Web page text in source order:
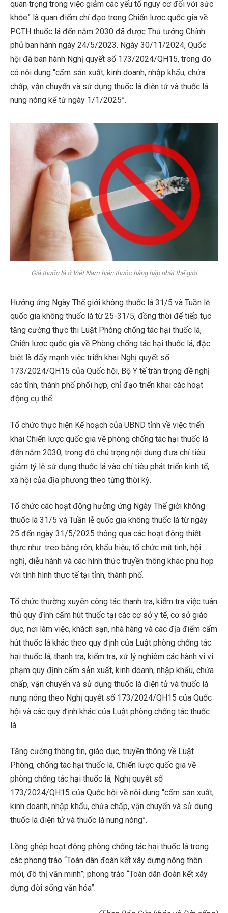
quan trọng trong việc giảm các yếu tố nguy cơ đối với sức
khỏe” là quan điểm chỉ đạo trong Chiến lược quốc gia về
PCTH thuốc lá đến năm 2030 đã được Thủ tướng Chính
phủ ban hành ngày 24/5/2023. Ngày 30/11/2024, Quốc
hội đã ban hành Nghị quyết số 173/2024/QH15, trong đó
có nội dung “cấm sản xuất, kinh doanh, nhập khẩu, chứa
chấp, vận chuyển và sử dụng thuốc lá điện tử và thuốc lá
nung nóng kể từ ngày 1/1/2025”.
Giá thuốc lá ở Việt Nam hiện thuộc hàng hấp nhất thế giới
Hưởng ứng Ngày Thế giới không thuốc lá 31/5 và Tuần lễ
quốc gia không thuốc lá từ 25-31/5, đồng thời để tiếp tục
tăng cường thực thi Luật Phòng chống tác hại thuốc lá,
Chiến lược quốc gia về Phòng chống tác hại thuốc lá, đặc
biệt là đẩy mạnh việc triển khai Nghị quyết số
173/2024/QH15 của Quốc hội, Bộ Y tế trân trọng đề nghị
các tỉnh, thành phố phối hợp, chỉ đạo triển khai các hoạt
động cụ thể:
Tổ chức thực hiện Kế hoạch của UBND tỉnh về việc triển
khai Chiến lược quốc gia về phòng chống tác hại thuốc lá
đến năm 2030, trong đó chú trọng nội dung đưa chỉ tiêu
giảm tỷ lệ sử dụng thuốc lá vào chỉ tiêu phát triển kinh tế,
xã hội của địa phương theo từng thời kỳ.
Tổ chức các hoạt động hưởng ứng Ngày Thế giới không
thuốc lá 31/5 và Tuần lễ quốc gia không thuốc lá từ ngày
25 đến ngày 31/5/2025 thông qua các hoạt động thiết
thực như: treo băng rôn, khẩu hiệu; tổ chức mít tinh, hội
nghị, diễu hành và các hình thức truyền thông khác phù hợp
với tình hình thực tế tại tỉnh, thành phố.
Tổ chức thường xuyên công tác thanh tra, kiểm tra việc tuân
thủ quy định cấm hút thuốc tại các cơ sở y tế, cơ sở giáo
dục, nơi làm việc, khách sạn, nhà hàng và các địa điểm cấm
hút thuốc lá khác theo quy định của Luật phòng chống tác
hại thuốc lá; thanh tra, kiểm tra, xử lý nghiêm các hành vi vi
phạm quy định cấm sản xuất, kinh doanh, nhập khẩu, chứa
chấp, vận chuyển và sử dụng thuốc lá điện tử và thuốc lá
nung nóng theo Nghị quyết số 173/2024/QH15 của Quốc
hội và các quy định khác của Luật phòng chống tác thuốc
lá.
Tăng cường thông tin, giáo dục, truyền thông về Luật
Phòng, chống tác hại thuốc lá, Chiến lược quốc gia về
phòng chống tác hại thuốc lá, Nghị quyết số
173/2024/QH15 của Quốc hội về nội dung “cấm sản xuất,
kinh doanh, nhập khẩu, chứa chấp, vận chuyển và sử dụng
thuốc lá điện tử và thuốc lá nung nóng”.
Lồng ghép hoạt động phòng chống tác hại thuốc lá trong
các phong trào “Toàn dân đoàn kết xây dựng nông thôn
mới, đô thị văn minh”; phong trào “Toàn dân đoàn kết xây
dựng đời sống văn hóa”.